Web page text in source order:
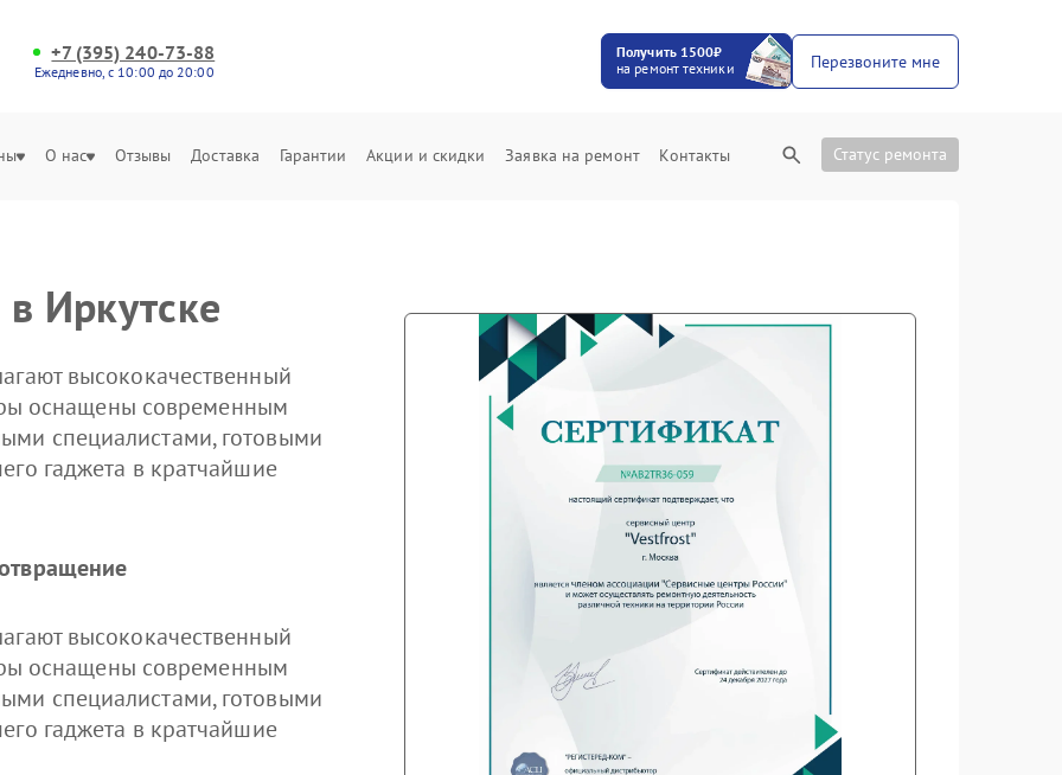
+7 (395) 240-73-88
Ежедневно, с 10:00 до 20:00
Получить 1500₽
на ремонт техники
Перезвоните мне
О нас Отзывы Доставка Гарантии Акции и скидки Заявка на ремонт Контакты Статус ремонта
Иркутске
высококачественный
оснащены современным
специалистами, готовыми
гаджета в кратчайшие
высококачественный
оснащены современным
специалистами, готовыми
гаджета в кратчайшие